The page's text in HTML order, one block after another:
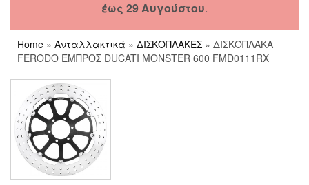
έως 29 Αυγούστου.
Home » Ανταλλακτικά » ΔΙΣΚΟΠΛΑΚΕΣ » ΔΙΣΚΟΠΛΑΚΑ
FERODO ΕΜΠΡΟΣ DUCATI MONSTER 600 FMD0111RX